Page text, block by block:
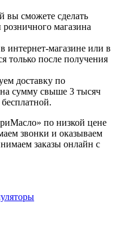
вы сможете сделать
розничного магазина
интернет-магазине или в
только после получения
доставку по
сумму свыше 3 тысяч
по низкой цене
звонки и оказываем
заказы онлайн с